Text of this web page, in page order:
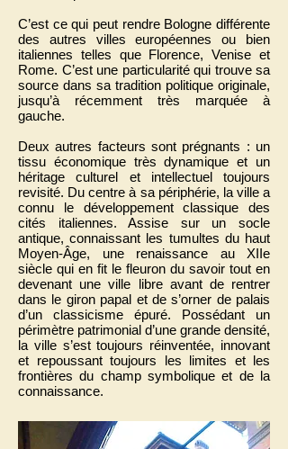
C’est ce qui peut rendre Bologne différente
des autres villes européennes ou bien
italiennes telles que Florence, Venise et
Rome. C’est une particularité qui trouve sa
source dans sa tradition politique originale,
jusqu’à récemment très marquée à
gauche.
Deux autres facteurs sont prégnants : un
tissu économique très dynamique et un
héritage culturel et intellectuel toujours
revisité. Du centre à sa périphérie, la ville a
connu le développement classique des
cités italiennes. Assise sur un socle
antique, connaissant les tumultes du haut
Moyen-Âge, une renaissance au XIIe
siècle qui en fit le fleuron du savoir tout en
devenant une ville libre avant de rentrer
dans le giron papal et de s’orner de palais
d’un classicisme épuré. Possédant un
périmètre patrimonial d’une grande densité,
la ville s’est toujours réinventée, innovant
et repoussant toujours les limites et les
frontières du champ symbolique et de la
connaissance.